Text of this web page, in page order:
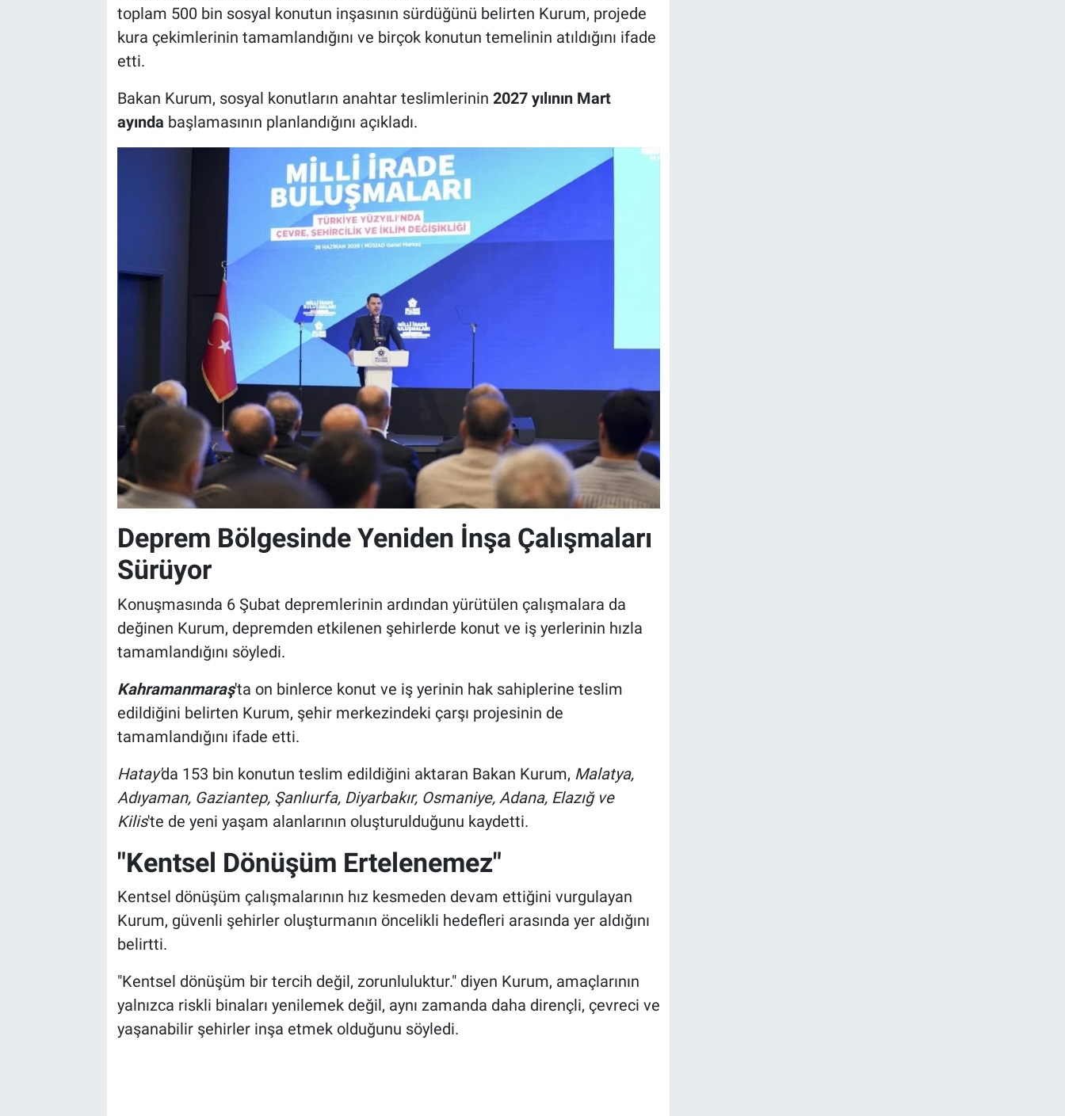
toplam 500 bin sosyal konutun inşasının sürdüğünü belirten Kurum, projede
kura çekimlerinin tamamlandığını ve birçok konutun temelinin atıldığını ifade
etti.
Bakan Kurum, sosyal konutların anahtar teslimlerinin 2027 yılının Mart
ayında başlamasının planlandığını açıkladı.
Deprem Bölgesinde Yeniden İnşa Çalışmaları
Sürüyor
Konuşmasında 6 Şubat depremlerinin ardından yürütülen çalışmalara da
değinen Kurum, depremden etkilenen şehirlerde konut ve iş yerlerinin hızla
tamamlandığını söyledi.
Kahramanmaraş'ta on binlerce konut ve iş yerinin hak sahiplerine teslim
edildiğini belirten Kurum, şehir merkezindeki çarşı projesinin de
tamamlandığını ifade etti.
Hatay'da 153 bin konutun teslim edildiğini aktaran Bakan Kurum, Malatya,
Adıyaman, Gaziantep, Şanlıurfa, Diyarbakır, Osmaniye, Adana, Elazığ ve
Kilis'te de yeni yaşam alanlarının oluşturulduğunu kaydetti.
"Kentsel Dönüşüm Ertelenemez"
Kentsel dönüşüm çalışmalarının hız kesmeden devam ettiğini vurgulayan
Kurum, güvenli şehirler oluşturmanın öncelikli hedefleri arasında yer aldığını
belirtti.
"Kentsel dönüşüm bir tercih değil, zorunluluktur." diyen Kurum, amaçlarının
yalnızca riskli binaları yenilemek değil, aynı zamanda daha dirençli, çevreci ve
yaşanabilir şehirler inşa etmek olduğunu söyledi.